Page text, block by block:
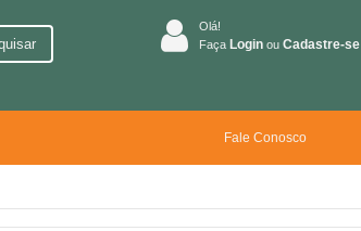
Olá!
Faça Login ou Cadastre-se
Fale Conosco